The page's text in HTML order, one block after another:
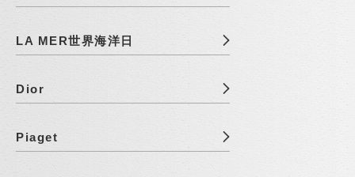
LA MER世界海洋日
Dior
Piaget